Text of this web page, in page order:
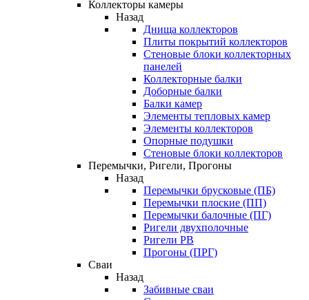
Коллекторы камеры
Назад
Днища коллекторов
Плиты покрытий коллекторов
Стеновые блоки коллекторных
панелей
Коллекторные балки
Доборные балки
Балки камер
Элементы тепловых камер
Элементы коллекторов
Опорные подушки
Стеновые блоки коллекторов
Перемычки, Ригели, Прогоны
Назад
Перемычки брусковые (ПБ)
Перемычки плоские (ПП)
Перемычки балочные (ПГ)
Ригели двухполочные
Ригели РВ
Прогоны (ПРГ)
Сваи
Назад
Забивные сваи